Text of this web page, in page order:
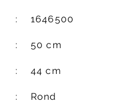
1646500
50 cm
44 cm
Rond